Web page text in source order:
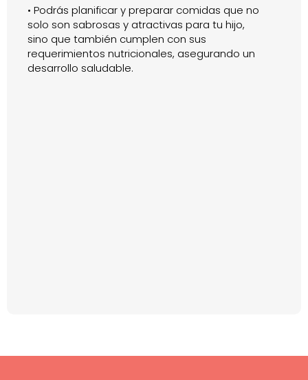
• Podrás planificar y preparar comidas que no
solo son sabrosas y atractivas para tu hijo,
sino que también cumplen con sus
requerimientos nutricionales, asegurando un
desarrollo saludable.